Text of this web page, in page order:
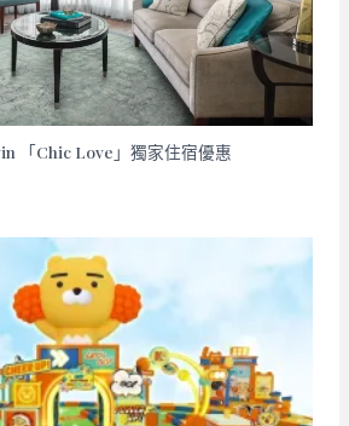
「Chic Love」獨家住宿優惠